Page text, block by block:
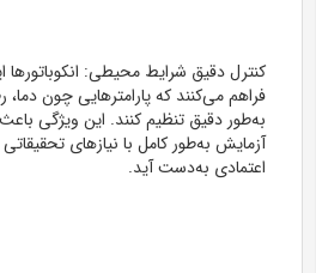
کنترل دقیق شرایط محیطی: انکوباتورها
فراهم می‌کنند که پارامترهایی چون
به‌طور دقیق تنظیم کنند. این ویژگی
آزمایش به‌طور کامل با نیازهای تحقیقاتی
اعتمادی به‌دست آید.